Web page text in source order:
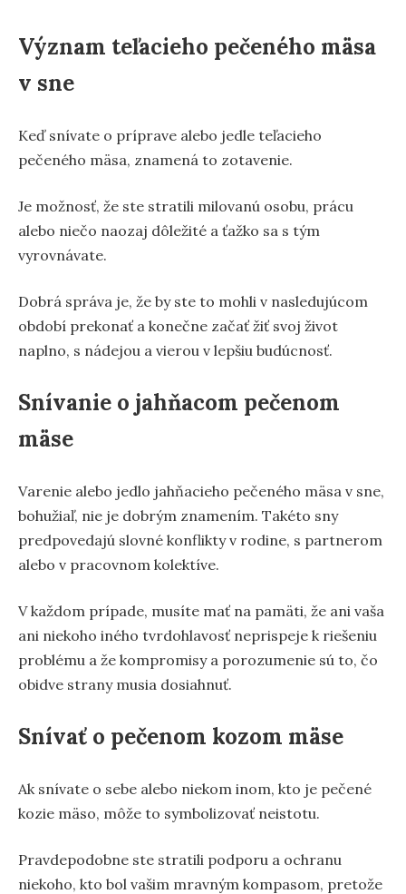
Význam teľacieho pečeného mäsa
v sne
Keď snívate o príprave alebo jedle teľacieho
pečeného mäsa, znamená to zotavenie.
Je možnosť, že ste stratili milovanú osobu, prácu
alebo niečo naozaj dôležité a ťažko sa s tým
vyrovnávate.
Dobrá správa je, že by ste to mohli v nasledujúcom
období prekonať a konečne začať žiť svoj život
naplno, s nádejou a vierou v lepšiu budúcnosť.
Snívanie o jahňacom pečenom
mäse
Varenie alebo jedlo jahňacieho pečeného mäsa v sne,
bohužiaľ, nie je dobrým znamením. Takéto sny
predpovedajú slovné konflikty v rodine, s partnerom
alebo v pracovnom kolektíve.
V každom prípade, musíte mať na pamäti, že ani vaša
ani niekoho iného tvrdohlavosť neprispeje k riešeniu
problému a že kompromisy a porozumenie sú to, čo
obidve strany musia dosiahnuť.
Snívať o pečenom kozom mäse
Ak snívate o sebe alebo niekom inom, kto je pečené
kozie mäso, môže to symbolizovať neistotu.
Pravdepodobne ste stratili podporu a ochranu
niekoho, kto bol vašim mravným kompasom, pretože